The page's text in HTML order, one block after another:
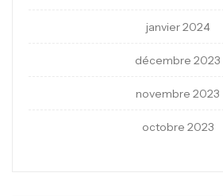
janvier 2024
décembre 2023
novembre 2023
octobre 2023